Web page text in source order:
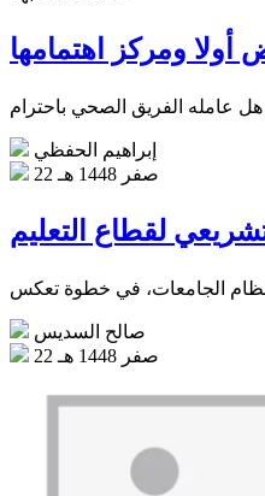
أولا ومركز اهتمامها
إبراهيم الحفظي
22 صفر 1448 هـ
لقطاع التعليم
صالح السديس
22 صفر 1448 هـ